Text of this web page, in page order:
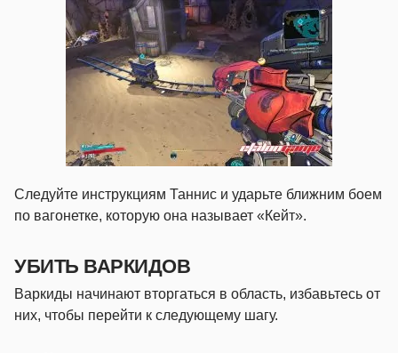
Следуйте инструкциям Таннис и ударьте ближним боем
по вагонетке, которую она называет «Кейт».
УБИТЬ ВАРКИДОВ
Варкиды начинают вторгаться в область, избавьтесь от
них, чтобы перейти к следующему шагу.